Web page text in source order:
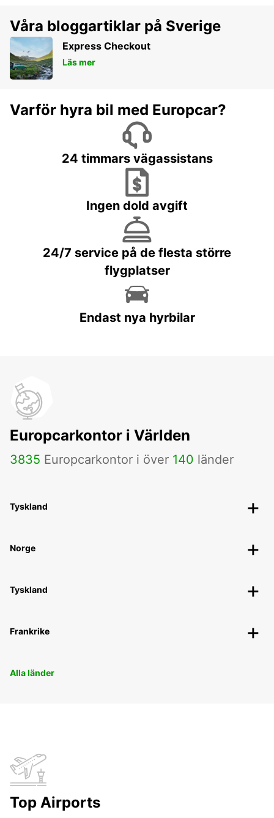
Våra bloggartiklar på Sverige
Express Checkout
Läs mer
Varför hyra bil med Europcar?
24 timmars vägassistans
Ingen dold avgift
24/7 service på de flesta större
flygplatser
Endast nya hyrbilar
Europcarkontor i Världen
3835 Europcarkontor i över 140 länder
Tyskland
Norge
Tyskland
Frankrike
Alla länder
Top Airports